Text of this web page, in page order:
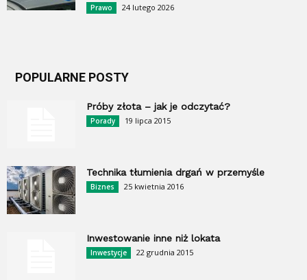
Prawo 24 lutego 2026
POPULARNE POSTY
Próby złota – jak je odczytać?
Porady 19 lipca 2015
Technika tłumienia drgań w przemyśle
Biznes 25 kwietnia 2016
Inwestowanie inne niż lokata
Inwestycje 22 grudnia 2015